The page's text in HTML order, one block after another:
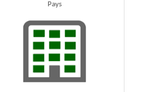
Pays